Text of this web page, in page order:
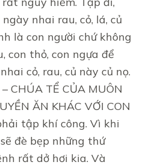
nhai rau, cỏ, lá, củ
là con người chứ không
con thỏ, con ngựa để
cỏ, rau, củ này củ nọ.
CHÚA TỂ CỦA MUÔN
ĂN KHÁC VỚI CON
tập khí công. Vì khi
đè bẹp những thứ
rất dở hơi kia. Và